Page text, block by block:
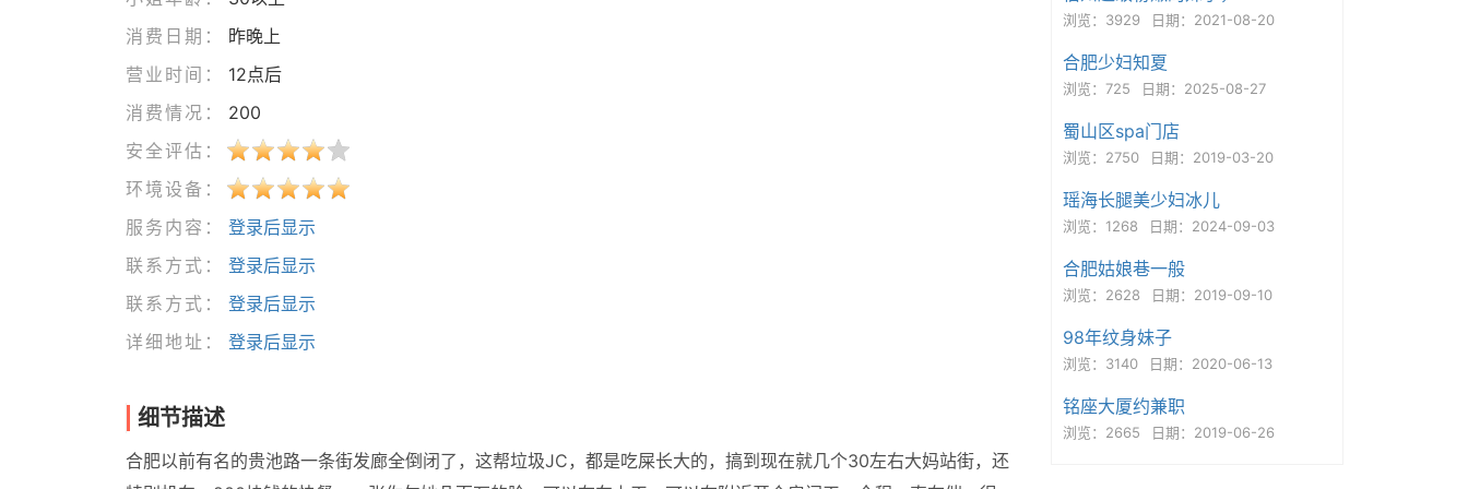
消费日期：
昨晚上
营业时间：
12点后
消费情况：
200
安全评估：
环境设备：
服务内容：
登录后显示
联系方式：
登录后显示
联系方式：
登录后显示
详细地址：
登录后显示
细节描述
合肥以前有名的贵池路一条街发廊全倒闭了，这帮垃圾JC，都是吃屎长大的，搞到现在就几个30左右大妈站街，还
浏览：3929 日期：2021-08-20
合肥少妇知夏
浏览：725 日期：2025-08-27
蜀山区spa门店
浏览：2750 日期：2019-03-20
瑶海长腿美少妇冰儿
浏览：1268 日期：2024-09-03
合肥姑娘巷一般
浏览：2628 日期：2019-09-10
98年纹身妹子
浏览：3140 日期：2020-06-13
铭座大厦约兼职
浏览：2665 日期：2019-06-26